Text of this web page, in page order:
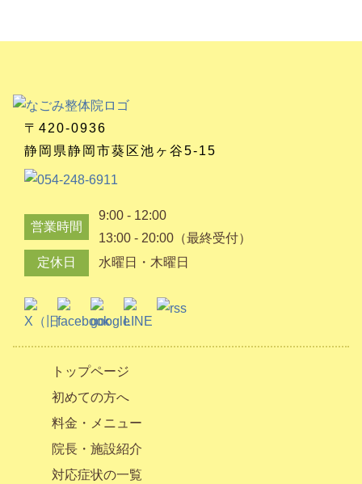
〒420-0936
静岡県静岡市葵区池ヶ谷5-15
営業時間
9:00 - 12:00
13:00 - 20:00（最終受付）
定休日
水曜日・木曜日
トップページ
初めての方へ
料金・メニュー
院長・施設紹介
対応症状の一覧